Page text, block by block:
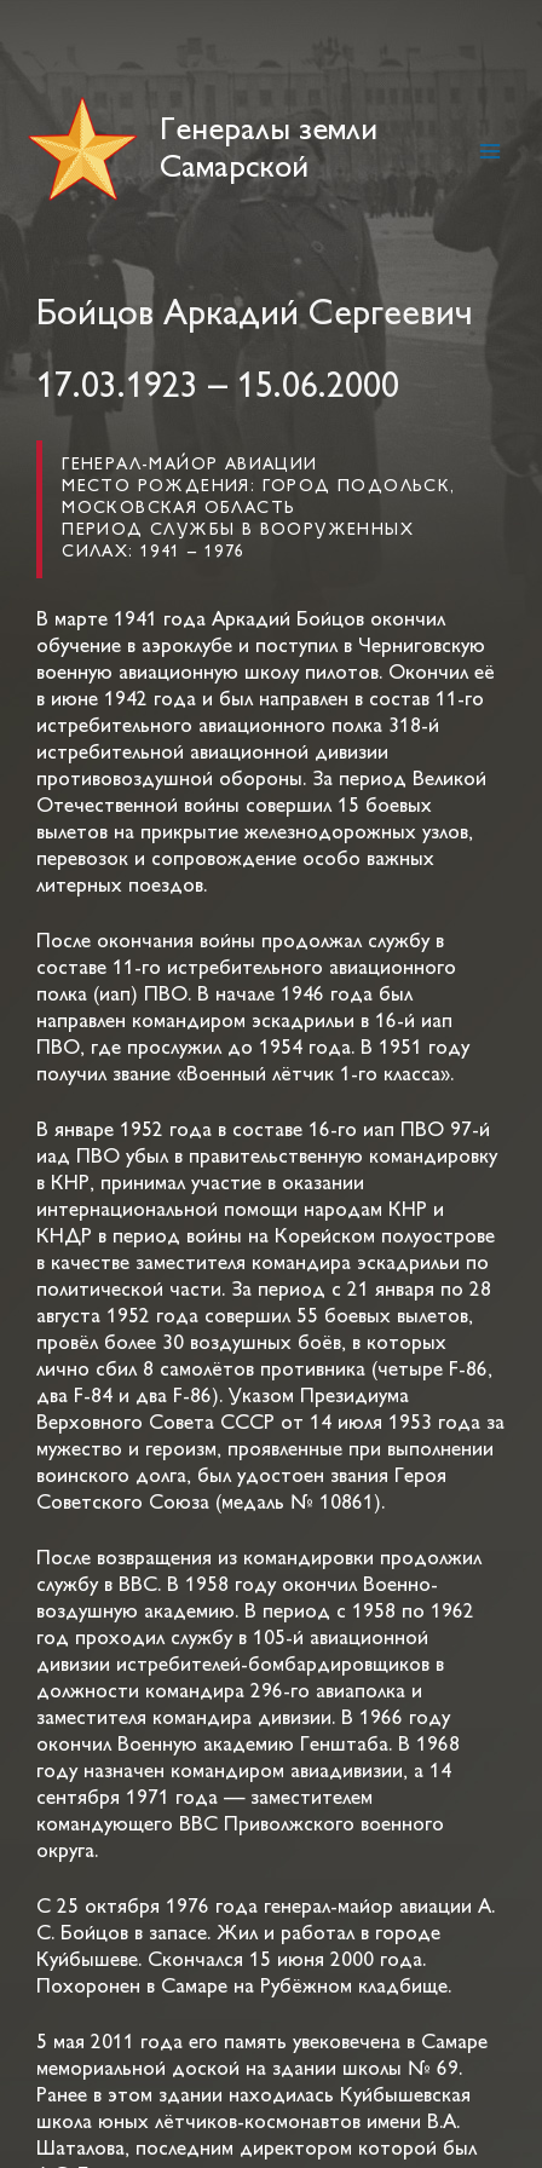
Генералы земли
Самарской
Бойцов Аркадий Сергеевич
17.03.1923 – 15.06.2000
ГЕНЕРАЛ-МАЙОР АВИАЦИИ
МЕСТО РОЖДЕНИЯ: ГОРОД ПОДОЛЬСК,
МОСКОВСКАЯ ОБЛАСТЬ
ПЕРИОД СЛУЖБЫ В ВООРУЖЕННЫХ
СИЛАХ: 1941 – 1976
В марте 1941 года Аркадий Бойцов окончил
обучение в аэроклубе и поступил в Черниговскую
военную авиационную школу пилотов. Окончил её
в июне 1942 года и был направлен в состав 11-го
истребительного авиационного полка 318-й
истребительной авиационной дивизии
противовоздушной обороны. За период Великой
Отечественной войны совершил 15 боевых
вылетов на прикрытие железнодорожных узлов,
перевозок и сопровождение особо важных
литерных поездов.
После окончания войны продолжал службу в
составе 11-го истребительного авиационного
полка (иап) ПВО. В начале 1946 года был
направлен командиром эскадрильи в 16-й иап
ПВО, где прослужил до 1954 года. В 1951 году
получил звание «Военный лётчик 1-го класса».
В январе 1952 года в составе 16-го иап ПВО 97-й
иад ПВО убыл в правительственную командировку
в КНР, принимал участие в оказании
интернациональной помощи народам КНР и
КНДР в период войны на Корейском полуострове
в качестве заместителя командира эскадрильи по
политической части. За период с 21 января по 28
августа 1952 года совершил 55 боевых вылетов,
провёл более 30 воздушных боёв, в которых
лично сбил 8 самолётов противника (четыре F-86,
два F-84 и два F-86). Указом Президиума
Верховного Совета СССР от 14 июля 1953 года за
мужество и героизм, проявленные при выполнении
воинского долга, был удостоен звания Героя
Советского Союза (медаль № 10861).
После возвращения из командировки продолжил
службу в ВВС. В 1958 году окончил Военно-
воздушную академию. В период с 1958 по 1962
год проходил службу в 105-й авиационной
дивизии истребителей-бомбардировщиков в
должности командира 296-го авиаполка и
заместителя командира дивизии. В 1966 году
окончил Военную академию Генштаба. В 1968
году назначен командиром авиадивизии, а 14
сентября 1971 года — заместителем
командующего ВВС Приволжского военного
округа.
С 25 октября 1976 года генерал-майор авиации А.
С. Бойцов в запасе. Жил и работал в городе
Куйбышеве. Скончался 15 июня 2000 года.
Похоронен в Самаре на Рубёжном кладбище.
5 мая 2011 года его память увековечена в Самаре
мемориальной доской на здании школы № 69.
Ранее в этом здании находилась Куйбышевская
школа юных лётчиков-космонавтов имени В.А.
Шаталова, последним директором которой был